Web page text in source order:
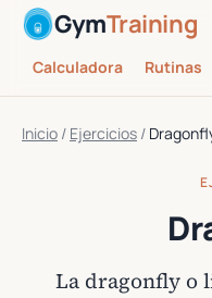
GymTraining
Calculadora Rutinas
Inicio / Ejercicios /
La dragonfly o